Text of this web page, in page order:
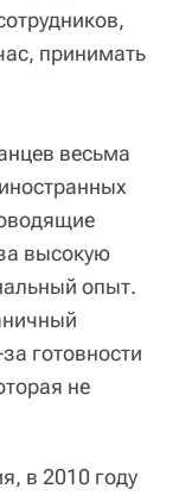
принимать
весьма
высокую
опыт.
готовности
не
в 2010 году